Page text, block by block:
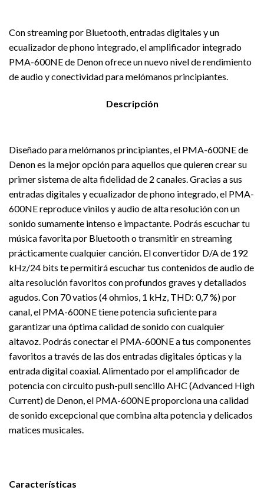
Con streaming por Bluetooth, entradas digitales y un
ecualizador de phono integrado, el amplificador integrado
PMA-600NE de Denon ofrece un nuevo nivel de rendimiento
de audio y conectividad para melómanos principiantes.
Descripción
Diseñado para melómanos principiantes, el PMA-600NE de
Denon es la mejor opción para aquellos que quieren crear su
primer sistema de alta fidelidad de 2 canales. Gracias a sus
entradas digitales y ecualizador de phono integrado, el PMA-
600NE reproduce vinilos y audio de alta resolución con un
sonido sumamente intenso e impactante. Podrás escuchar tu
música favorita por Bluetooth o transmitir en streaming
prácticamente cualquier canción. El convertidor D/A de 192
kHz/24 bits te permitirá escuchar tus contenidos de audio de
alta resolución favoritos con profundos graves y detallados
agudos. Con 70 vatios (4 ohmios, 1 kHz, THD: 0,7 %) por
canal, el PMA-600NE tiene potencia suficiente para
garantizar una óptima calidad de sonido con cualquier
altavoz. Podrás conectar el PMA-600NE a tus componentes
favoritos a través de las dos entradas digitales ópticas y la
entrada digital coaxial. Alimentado por el amplificador de
potencia con circuito push-pull sencillo AHC (Advanced High
Current) de Denon, el PMA-600NE proporciona una calidad
de sonido excepcional que combina alta potencia y delicados
matices musicales.
Características